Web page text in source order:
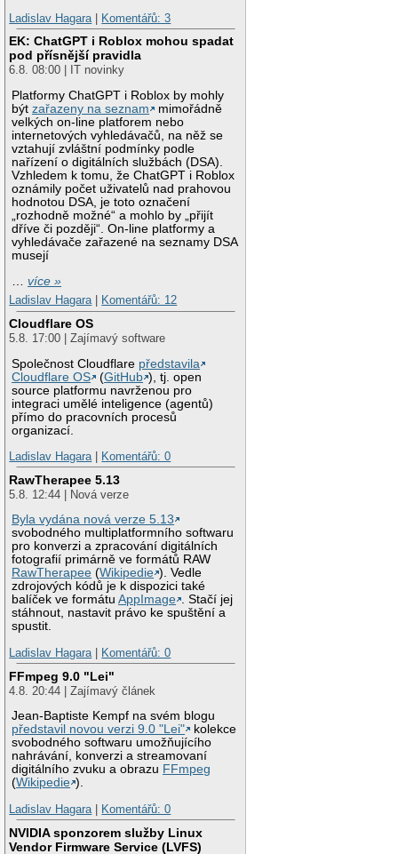
Ladislav Hagara
Komentářů: 3
EK: ChatGPT i Roblox mohou spadat
pod přísnější pravidla
6.8. 08:00 | IT novinky
Platformy ChatGPT i Roblox by mohly
býtzařazeny na seznam
mimořádně
velkých on-line platforem nebo
internetových vyhledávačů, na něž se
vztahují zvláštní podmínky podle
nařízení o digitálních službách (DSA).
Vzhledem k tomu, že ChatGPT i Roblox
oznámily počet uživatelů nad prahovou
hodnotou DSA, je toto označení
„rozhodně možné“ a mohlo by „přijít
dříve či později“. On-line platformy a
vyhledávače zařazené na seznamy DSA
musejí
…více »
Ladislav Hagara| Komentářů: 12
Cloudflare OS
5.8. 17:00 | Zajímavý software
Společnost Cloudflare představila
Cloudflare OS
(GitHub ), tj. open
source platformu navrženou pro
integraci umělé inteligence (agentů)
přímo do pracovních procesů
organizací.
Ladislav Hagara| Komentářů: 0
RawTherapee 5.13
5.8. 12:44 | Nová verze
Byla vydána nová verze 5.13
svobodného multiplatformního softwaru
pro konverzi a zpracování digitálních
fotografií primárně ve formátů RAW
RawTherapee (Wikipedie ). Vedle
zdrojových kódů je k dispozici také
balíček ve formátuAppImage . Stačí jej
stáhnout, nastavit právo ke spuštění a
spustit.
Ladislav Hagara| Komentářů: 0
FFmpeg 9.0 "Lei"
4.8. 20:44 | Zajímavý článek
Jean-Baptiste Kempf na svém blogu
představil novou verzi 9.0 "Lei"
kolekce
svobodného softwaru umožňujícího
nahrávání, konverzi a streamovaní
digitálního zvuku a obrazu FFmpeg
(Wikipedie ).
Ladislav Hagara| Komentářů: 0
NVIDIA sponzorem služby Linux
Vendor Firmware Service (LVFS)